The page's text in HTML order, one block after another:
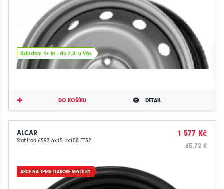
Skladem 4+ ks - do 7.8. u Vás
DO KOŠÍKU DETAIL
ALCAR
Stahlrad 6593 6x15 4x108 ET32
1 577 Kč
65.72 €
AKCE NA TPMS TLAKOVÉ VENTILKY